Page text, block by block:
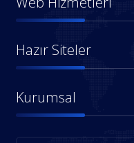
Hazır Siteler
Kurumsal